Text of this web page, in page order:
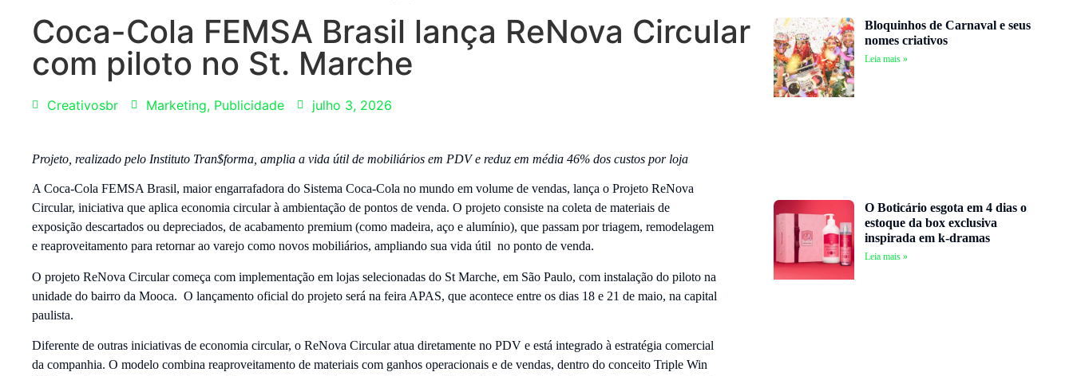
Coca-Cola FEMSA Brasil lança ReNova Circular
com piloto no St. Marche
Creativosbr Marketing, Publicidade julho 3, 2026
Projeto, realizado pelo Instituto Tran$forma, amplia a vida útil de mobiliários em PDV e reduz em média 46% dos custos por loja
A Coca-Cola FEMSA Brasil, maior engarrafadora do Sistema Coca-Cola no mundo em volume de vendas, lança o Projeto ReNova
Circular, iniciativa que aplica economia circular à ambientação de pontos de venda. O projeto consiste na coleta de materiais de
exposição descartados ou depreciados, de acabamento premium (como madeira, aço e alumínio), que passam por triagem, remodelagem
e reaproveitamento para retornar ao varejo como novos mobiliários, ampliando sua vida útil no ponto de venda.
O projeto ReNova Circular começa com implementação em lojas selecionadas do St Marche, em São Paulo, com instalação do piloto na
unidade do bairro da Mooca. O lançamento oficial do projeto será na feira APAS, que acontece entre os dias 18 e 21 de maio, na capital
paulista.
Diferente de outras iniciativas de economia circular, o ReNova Circular atua diretamente no PDV e está integrado à estratégia comercial
da companhia. O modelo combina reaproveitamento de materiais com ganhos operacionais e de vendas, dentro do conceito Triple Win
Bloquinhos de Carnaval e seus
nomes criativos
Leia mais »
O Boticário esgota em 4 dias o
estoque da box exclusiva
inspirada em k-dramas
Leia mais »